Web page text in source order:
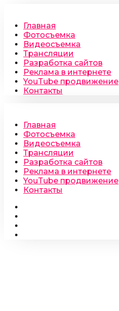
Главная
Фотосъемка
Видеосъемка
Трансляции
Разработка сайтов
Реклама в интернете
YouTube продвижение
Контакты
Главная
Фотосъемка
Видеосъемка
Трансляции
Разработка сайтов
Реклама в интернете
YouTube продвижение
Контакты